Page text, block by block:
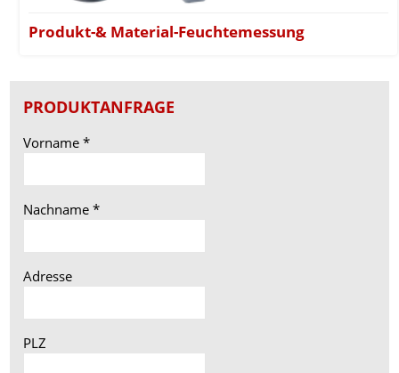
Produkt-& Material-Feuchtemessung
PRODUKTANFRAGE
Vorname*
Nachname*
Adresse
PLZ